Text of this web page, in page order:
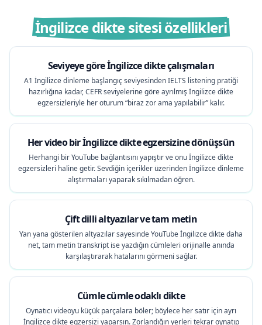
İngilizce dikte sitesi özellikleri
Seviyeye göre İngilizce dikte çalışmaları
A1 İngilizce dinleme başlangıç seviyesinden IELTS listening pratiği
hazırlığına kadar, CEFR seviyelerine göre ayrılmış İngilizce dikte
egzersizleriyle her oturum “biraz zor ama yapılabilir” kalır.
Her video bir İngilizce dikte egzersizine dönüşsün
Herhangi bir YouTube bağlantısını yapıştır ve onu İngilizce dikte
egzersizleri haline getir. Sevdiğin içerikler üzerinden İngilizce dinleme
alıştırmaları yaparak sıkılmadan öğren.
Çift dilli altyazılar ve tam metin
Yan yana gösterilen altyazılar sayesinde YouTube İngilizce dikte daha
net, tam metin transkript ise yazdığın cümleleri orijinalle anında
karşılaştırarak hatalarını görmeni sağlar.
Cümle cümle odaklı dikte
Oynatıcı videoyu küçük parçalara böler; böylece her satır için ayrı
İngilizce dikte egzersizi yaparsın. Zorlandığın yerleri tekrar oynatıp